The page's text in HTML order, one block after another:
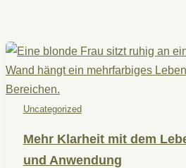
Uncategorized
Mehr Klarheit mit dem
und Anwendung